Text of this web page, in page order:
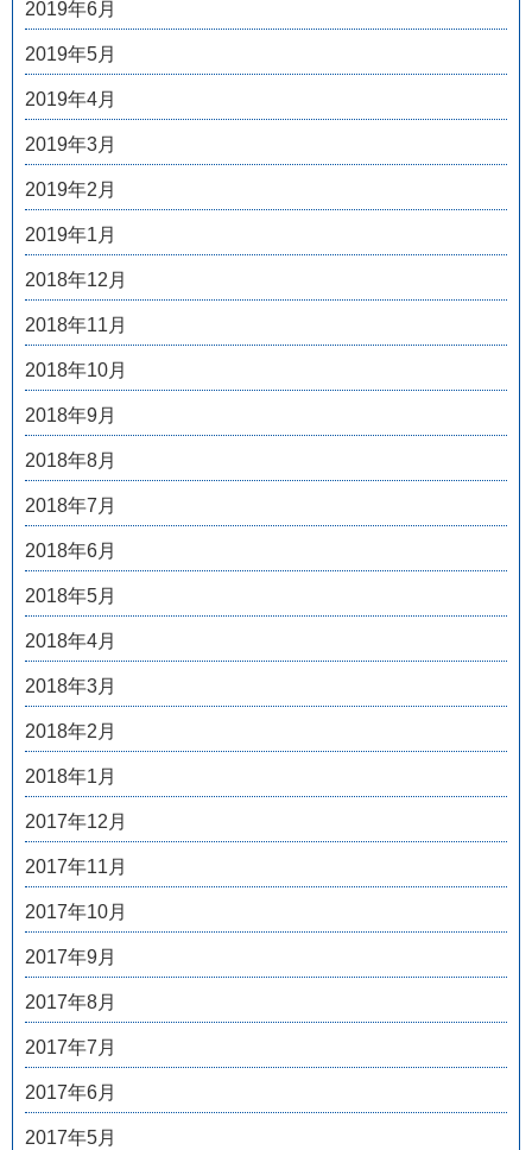
2019年6月
2019年5月
2019年4月
2019年3月
2019年2月
2019年1月
2018年12月
2018年11月
2018年10月
2018年9月
2018年8月
2018年7月
2018年6月
2018年5月
2018年4月
2018年3月
2018年2月
2018年1月
2017年12月
2017年11月
2017年10月
2017年9月
2017年8月
2017年7月
2017年6月
2017年5月